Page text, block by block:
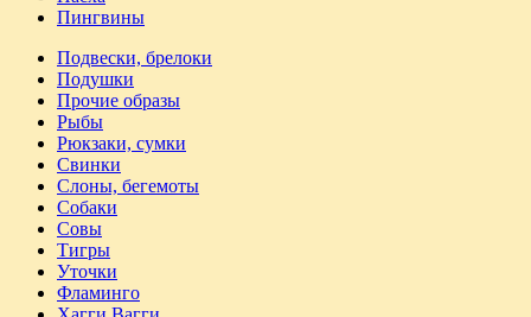
Пингвины
Подвески, брелоки
Подушки
Прочие образы
Рыбы
Рюкзаки, сумки
Свинки
Слоны, бегемоты
Собаки
Совы
Тигры
Уточки
Фламинго